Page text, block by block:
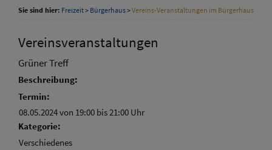
Sie sind hier: Freizeit> Bürgerhaus>Vereins-Veranstaltungen im Bürgerhaus
Vereinsveranstaltungen
Grüner Treff
Beschreibung:
Termin:
08.05.2024 von 19:00 bis 21:00 Uhr
Kategorie:
Verschiedenes